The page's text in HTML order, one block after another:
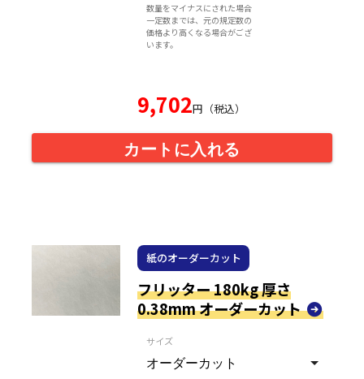
数量をマイナスにされた場合
一定数までは、元の規定数の
価格より高くなる場合がござ
います。
9,702円（税込）
カートに入れる
紙のオーダーカット
フリッター 180kg 厚さ
0.38mm オーダーカット
サイズ